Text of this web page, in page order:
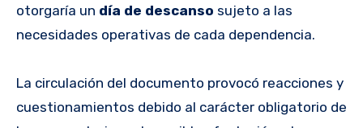
otorgaría un día de descanso sujeto a las
necesidades operativas de cada dependencia.
La circulación del documento provocó reacciones y
cuestionamientos debido al carácter obligatorio de